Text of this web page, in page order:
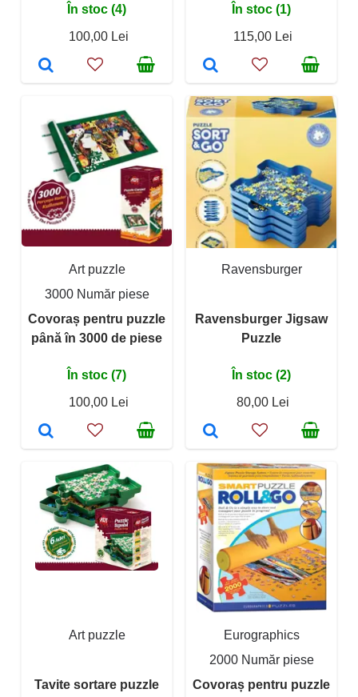
În stoc (4)
100,00 Lei
În stoc (1)
115,00 Lei
Art puzzle
3000 Număr piese
Covoraș pentru puzzle
până în 3000 de piese
În stoc (7)
100,00 Lei
Ravensburger
Ravensburger Jigsaw
Puzzle
În stoc (2)
80,00 Lei
Art puzzle
Tavite sortare puzzle
Eurographics
2000 Număr piese
Covoraș pentru puzzle